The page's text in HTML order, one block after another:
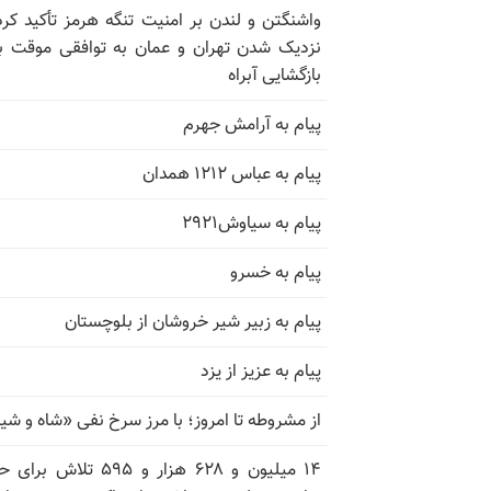
واشنگتن و لندن بر امنیت تنگه هرمز تأکید
نزدیک شدن تهران و عمان به توافقی موقت
بازگشایی آبراه
پیام به آرامش جهرم
پیام به عباس ۱۲۱۲ همدان
پیام به سیاوش۲۹۲۱
پیام به خسرو
پیام به زبیر شیر خروشان از بلوچستان
پیام به عزیز از یزد
از مشروطه تا امروز؛ با مرز سرخ نفی «شاه و
۱۴ میلیون و ۶۲۸ هزار و ۵۹۵